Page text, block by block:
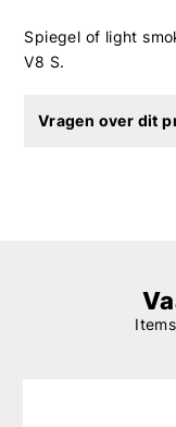
Spiegel of light
V8 S.
Vragen over dit